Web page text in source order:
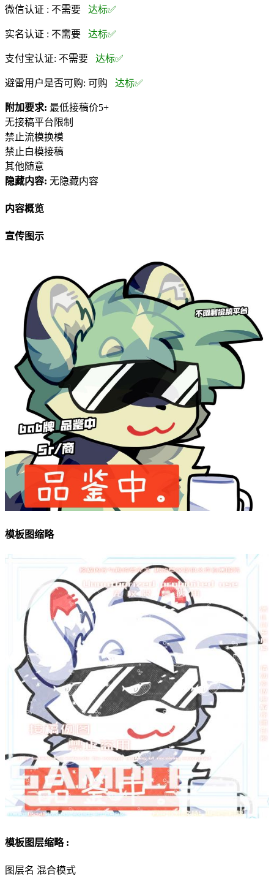
微信认证 : 不需要 达标✅
实名认证 : 不需要 达标✅
支付宝认证: 不需要 达标✅
避雷用户是否可购: 可购 达标✅
附加要求: 最低接稿价5+
无接稿平台限制
禁止流模换模
禁止白模接稿
其他随意
隐藏内容: 无隐藏内容
内容概览
宣传图示
模板图缩略
模板图层缩略 :
图层名 混合模式